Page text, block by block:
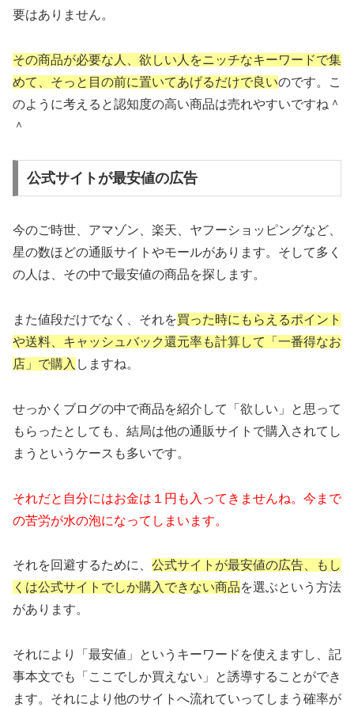
要はありません。
その商品が必要な人、欲しい人をニッチなキーワードで集
めて、そっと目の前に置いてあげるだけで良いのです。こ
のように考えると認知度の高い商品は売れやすいですね＾
＾
公式サイトが最安値の広告
今のご時世、アマゾン、楽天、ヤフーショッピングなど、
星の数ほどの通販サイトやモールがあります。そして多く
の人は、その中で最安値の商品を探します。
また値段だけでなく、それを買った時にもらえるポイント
や送料、キャッシュバック還元率も計算して「一番得なお
店」で購入 しますね。
せっかくブログの中で商品を紹介して「欲しい」と思って
もらったとしても、結局は他の通販サイトで購入されてし
まうというケースも多いです。
それだと自分にはお金は１円も入ってきませんね。今まで
の苦労が水の泡になってしまいます。
それを回避するために、 公式サイトが最安値の広告、もし
くは公式サイトでしか購入できない商品を選ぶという方法
があります。
それにより「最安値」というキーワードを使えますし、記
事本文でも「ここでしか買えない」と誘導することができ
ます。それにより他のサイトへ流れていってしまう確率が